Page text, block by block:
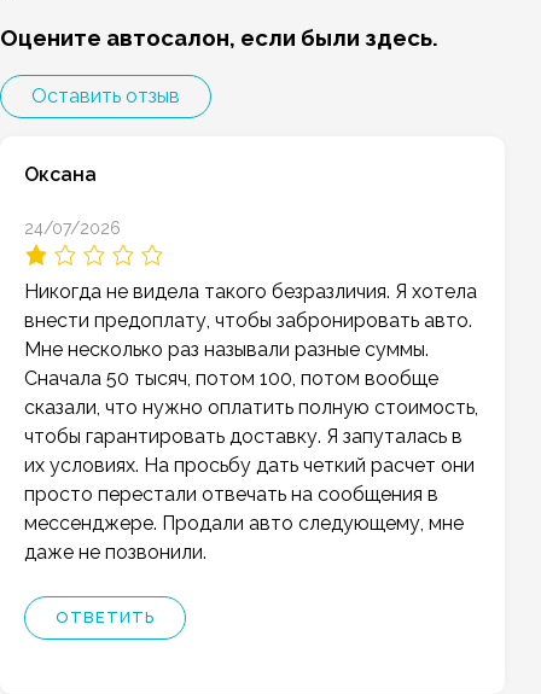
Оцените автосалон, если были здесь.
Оставить отзыв
Оксана
24/07/2026
Никогда не видела такого безразличия. Я хотела
внести предоплату, чтобы забронировать авто.
Мне несколько раз называли разные суммы.
Сначала 50 тысяч, потом 100, потом вообще
сказали, что нужно оплатить полную стоимость,
чтобы гарантировать доставку. Я запуталась в
их условиях. На просьбу дать четкий расчет они
просто перестали отвечать на сообщения в
мессенджере. Продали авто следующему, мне
даже не позвонили.
ОТВЕТИТЬ